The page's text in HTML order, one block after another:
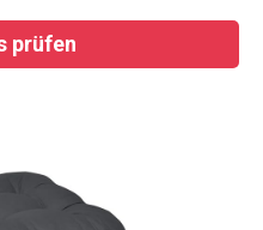
prüfen